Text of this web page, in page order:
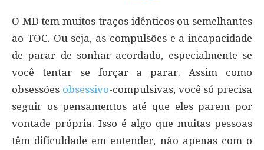
O MD tem muitos traços idênticos ou semelhantes
ao TOC. Ou seja, as compulsões e a incapacidade
de parar de sonhar acordado, especialmente se
você tentar se forçar a parar. Assim como
obsessões obsessivo-compulsivas, você só precisa
seguir os pensamentos até que eles parem por
vontade própria. Isso é algo que muitas pessoas
têm dificuldade em entender, não apenas com o